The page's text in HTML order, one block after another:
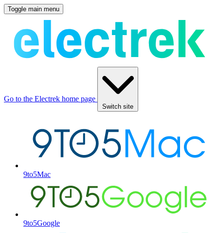
Toggle main menu
Go to the Electrek home page
Switch site
9to5Mac
9to5Google